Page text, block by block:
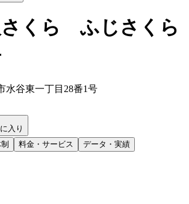
さくら ふじさくら
水谷東一丁目28番1号
入り
料金・サービス
データ・実績